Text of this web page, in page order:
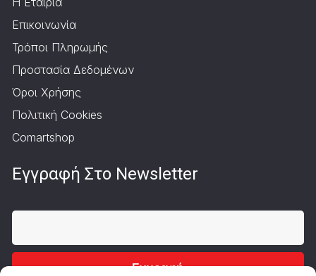
Επικοινωνία
Τρόποι Πληρωμής
Προστασία Δεδομένων
Όροι Χρήσης
Πολιτική Cookies
Comartshop
Εγγραφή Στο Newsletter
Εγγραφή